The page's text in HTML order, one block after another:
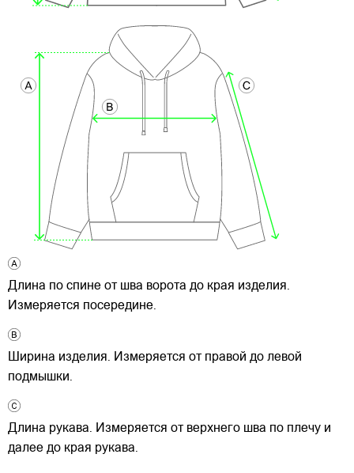
Длина по спине от шва ворота до края изделия.
Измеряется посередине.
Ширина изделия. Измеряется от правой до левой
подмышки.
Длина рукава. Измеряется от верхнего шва по плечу и
далее до края рукава.